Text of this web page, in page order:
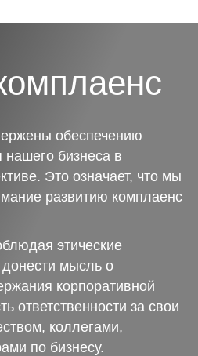
обеспечению
нашего бизнеса в
Это означает, что мы
развитию комплаенс
этические
мысль о
корпоративной
ответственности за свои
коллегами,
по бизнесу.